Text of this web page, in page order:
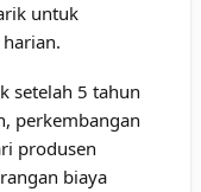
untuk
setelah 5 tahun
perkembangan
produsen
biaya